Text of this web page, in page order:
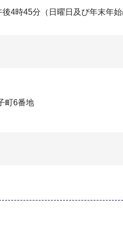
4時45分（日曜日及び年末年始
町6番地